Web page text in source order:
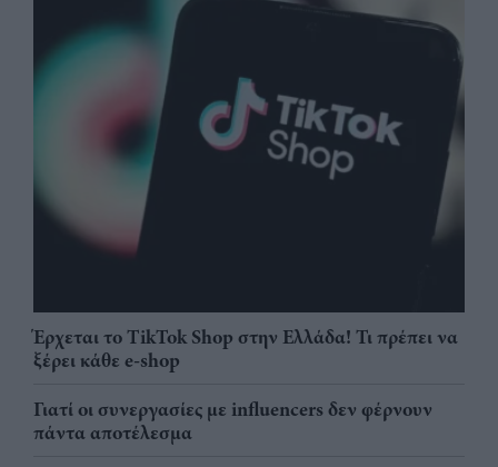
Έρχεται το TikTok Shop στην Ελλάδα! Τι πρέπει να
ξέρει κάθε e-shop
Γιατί οι συνεργασίες με influencers δεν φέρνουν
πάντα αποτέλεσμα